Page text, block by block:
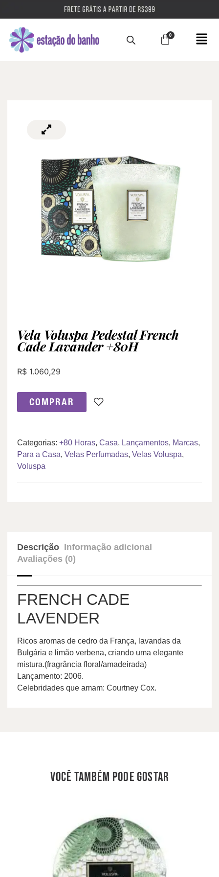
Vela Voluspa Pedestal French
Cade Lavander +80H
R$ 1.060,29
COMPRAR
Categorias: +80 Horas, Casa, Lançamentos, Marcas,
Para a Casa, Velas Perfumadas, Velas Voluspa,
Voluspa
Descrição Informação adicional
Avaliações (0)
FRENCH CADE
LAVENDER
Ricos aromas de cedro da França, lavandas da
Bulgária e limão verbena, criando uma elegante
mistura.(fragrância floral/amadeirada)
Lançamento: 2006.
Celebridades que amam: Courtney Cox.
você também pode gostar